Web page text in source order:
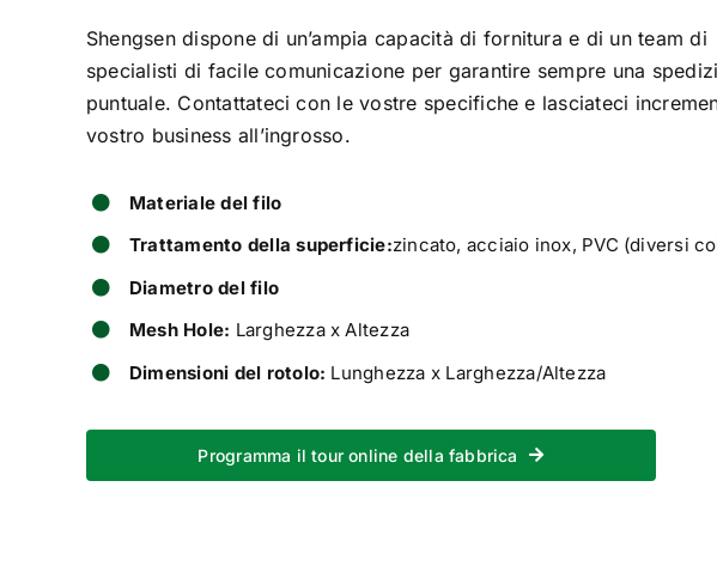
Shengsen dispone di un’ampia capacità di fornitura e di un team di
specialisti di facile comunicazione per garantire sempre una
puntuale. Contattateci con le vostre specifiche e lasciateci
vostro business all’ingrosso.
Materiale del filo
Trattamento della superficie:zincato, acciaio inox, PVC (diversi
Diametro del filo
Mesh Hole: Larghezza x Altezza
Dimensioni del rotolo: Lunghezza x Larghezza/Altezza
Programma il tour online della fabbrica